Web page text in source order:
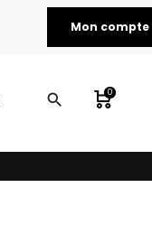
Mon compte
search 0